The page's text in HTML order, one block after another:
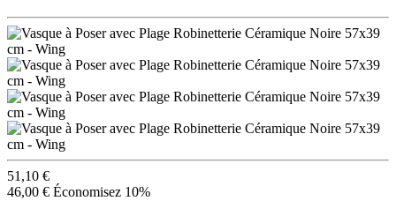
51,10 €
46,00 € Économisez 10%